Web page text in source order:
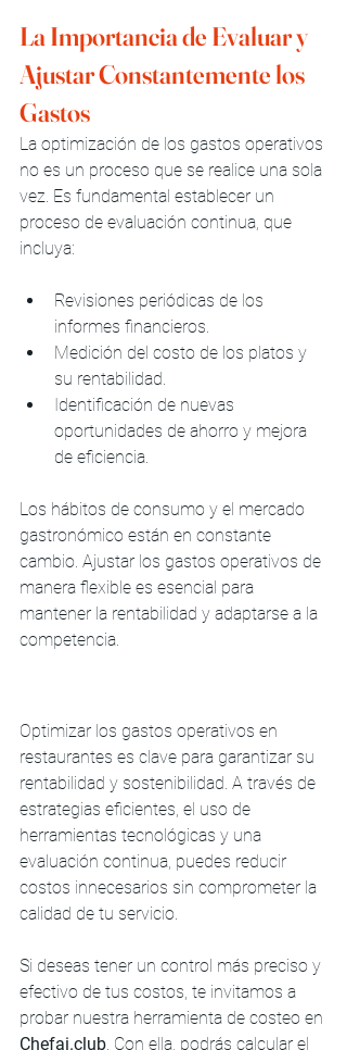
La Importancia de Evaluar y
Ajustar Constantemente los
Gastos
La optimización de los gastos operativos
no es un proceso que se realice una sola
vez. Es fundamental establecer un
proceso de evaluación continua, que
incluya:
Revisiones periódicas de los
informes financieros.
Medición del costo de los platos y
su rentabilidad.
Identificación de nuevas
oportunidades de ahorro y mejora
de eficiencia.
Los hábitos de consumo y el mercado
gastronómico están en constante
cambio. Ajustar los gastos operativos de
manera flexible es esencial para
mantener la rentabilidad y adaptarse a la
competencia.
Optimizar los gastos operativos en
restaurantes es clave para garantizar su
rentabilidad y sostenibilidad. A través de
estrategias eficientes, el uso de
herramientas tecnológicas y una
evaluación continua, puedes reducir
costos innecesarios sin comprometer la
calidad de tu servicio.
Si deseas tener un control más preciso y
efectivo de tus costos, te invitamos a
probar nuestra herramienta de costeo en
Chefai.club. Con ella, podrás calcular el